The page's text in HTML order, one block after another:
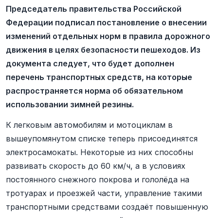
Председатель правительства Российской
Федерации подписал постановление о внесении
изменений отдельных норм в правила дорожного
движения в целях безопасности пешеходов. Из
документа следует, что будет дополнен
перечень транспортных средств, на которые
распространяется норма об обязательном
использовании зимней резины.
К легковым автомобилям и мотоциклам в
вышеупомянутом списке теперь присоединятся
электросамокаты. Некоторые из них способны
развивать скорость до 60 км/ч, а в условиях
постоянного снежного покрова и гололёда на
тротуарах и проезжей части, управление такими
транспортными средствами создаёт повышенную